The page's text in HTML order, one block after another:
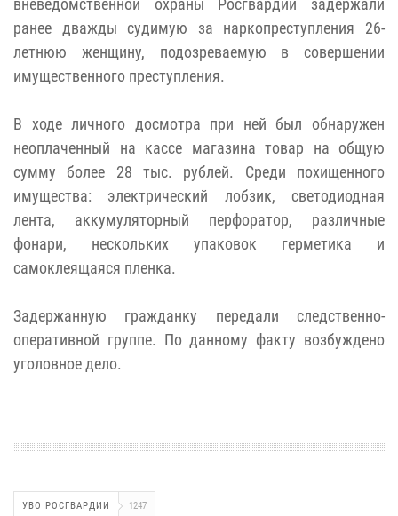
ранее дважды судимую за наркопреступления 26-
летнюю женщину, подозреваемую в совершении
имущественного преступления.
В ходе личного досмотра при ней был обнаружен
неоплаченный на кассе магазина товар на общую
сумму более 28 тыс. рублей. Среди похищенного
имущества: электрический лобзик, светодиодная
лента, аккумуляторный перфоратор, различные
фонари, нескольких упаковок герметика и
самоклеящаяся пленка.
Задержанную гражданку передали следственно-
оперативной группе. По данному факту возбуждено
уголовное дело.
УВО РОСГВАРДИИ 1247